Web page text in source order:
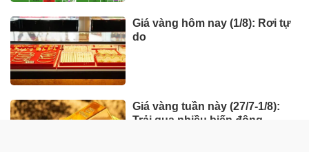
Giá vàng hôm nay (1/8): Rơi tự
do
Giá vàng tuần này (27/7-1/8):
Trải qua nhiều biến động